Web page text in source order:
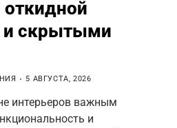
откидной
и скрытыми
5 АВГУСТА, 2026
интерьеров важным
и